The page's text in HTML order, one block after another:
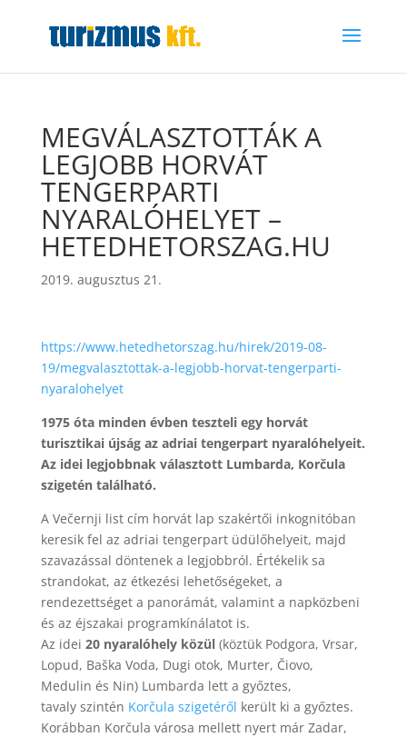
MEGVÁLASZTOTTÁK A
LEGJOBB HORVÁT
TENGERPARTI
NYARALÓHELYET –
HETEDHETORSZAG.HU
2019. augusztus 21.
https://www.hetedhetorszag.hu/hirek/2019-08-
19/megvalasztottak-a-legjobb-horvat-tengerparti-
nyaralohelyet
1975 óta minden évben teszteli egy horvát
turisztikai újság az adriai tengerpart nyaralóhelyeit.
Az idei legjobbnak választott Lumbarda, Korčula
szigetén található.
A Večernji list cím horvát lap szakértői inkognitóban
keresik fel az adriai tengerpart üdülőhelyeit, majd
szavazással döntenek a legjobbról. Értékelik sa
strandokat, az étkezési lehetőségeket, a
rendezettséget a panorámát, valamint a napközbeni
és az éjszakai programkínálatot is.
Az idei 20 nyaralóhely közül(köztük Podgora, Vrsar,
Lopud, Baška Voda, Dugi otok, Murter, Čiovo,
Medulin és Nin) Lumbarda lett a győztes,
tavaly szintén Korčula szigetéről került ki a győztes.
Korábban Korčula városa mellett nyert már Zadar,